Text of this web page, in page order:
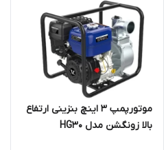
موتورپمپ 3 اینچ بنزینی ارتفاع
بالا زونگشن مدل HG30